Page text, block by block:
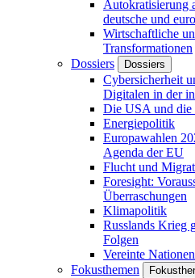
Autokratisierung
deutsche und
Wirtschaftliche
Transformationen
Dossiers
Dossiers
Cybersicherheit
Digitalen in der
Die USA und die
Energiepolitik
Europawahlen
Agenda der EU
Flucht und
Foresight:
Überraschungen
Klimapolitik
Russlands Krieg
Folgen
Vereinte
Fokusthemen